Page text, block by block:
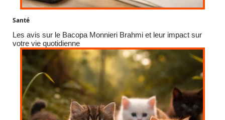
Santé
Les avis sur le Bacopa Monnieri Brahmi et leur impact sur
votre vie quotidienne